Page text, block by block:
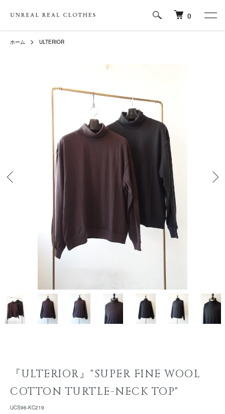
0
ホーム ULTERIOR
『ULTERIOR』"SUPER FINE WOOL
COTTON TURTLE-NECK TOP"
UCS96-KC219